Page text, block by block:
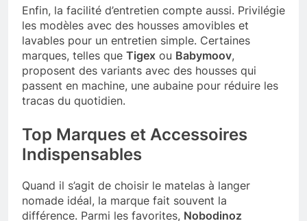
Enfin, la facilité d’entretien compte aussi. Privilégie
les modèles avec des housses amovibles et
lavables pour un entretien simple. Certaines
marques, telles que Tigex ou Babymoov,
proposent des variants avec des housses qui
passent en machine, une aubaine pour réduire les
tracas du quotidien.
Top Marques et Accessoires
Indispensables
Quand il s’agit de choisir le matelas à langer
nomade idéal, la marque fait souvent la
différence. Parmi les favorites, Nobodinoz